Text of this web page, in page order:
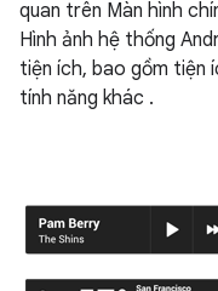
quan trên Màn hình
Hình ảnh hệ thống
tiện ích, bao gồm tiện
tính năng khác .